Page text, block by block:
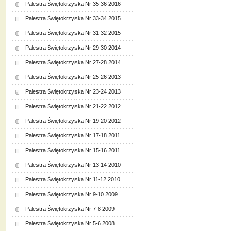
Palestra Świętokrzyska Nr 35-36 2016
Palestra Świętokrzyska Nr 33-34 2015
Palestra Świętokrzyska Nr 31-32 2015
Palestra Świętokrzyska Nr 29-30 2014
Palestra Świętokrzyska Nr 27-28 2014
Palestra Świętokrzyska Nr 25-26 2013
Palestra Świętokrzyska Nr 23-24 2013
Palestra Świętokrzyska Nr 21-22 2012
Palestra Świętokrzyska Nr 19-20 2012
Palestra Świętokrzyska Nr 17-18 2011
Palestra Świętokrzyska Nr 15-16 2011
Palestra Świętokrzyska Nr 13-14 2010
Palestra Świętokrzyska Nr 11-12 2010
Palestra Świętokrzyska Nr 9-10 2009
Palestra Świętokrzyska Nr 7-8 2009
Palestra Świętokrzyska Nr 5-6 2008